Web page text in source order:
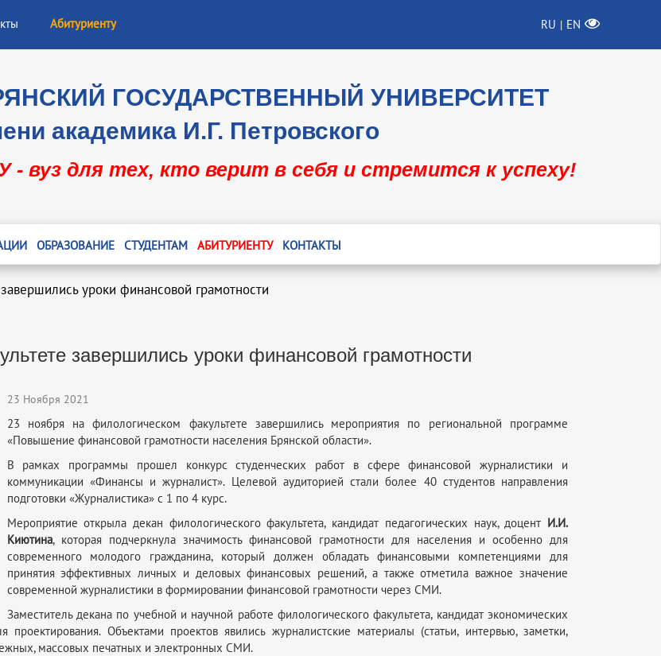
Абитуриенту RU | EN
ГОСУДАРСТВЕННЫЙ УНИВЕРСИТЕТ
академика И.Г. Петровского
- вуз для тех, кто верит в себя и стремится к успеху!
ОБРАЗОВАНИЕ СТУДЕНТАМ АБИТУРИЕНТУ КОНТАКТЫ
уроки финансовой грамотности
завершились уроки финансовой грамотности
23 Ноября 2021
23 ноября на филологическом факультете завершились мероприятия по региональной программе
«Повышение финансовой грамотности населения Брянской области».
В рамках программы прошел конкурс студенческих работ в сфере финансовой журналистики и
коммуникации «Финансы и журналист». Целевой аудиторией стали более 40 студентов направления
подготовки «Журналистика» с 1 по 4 курс.
Мероприятие открыла декан филологического факультета, кандидат педагогических наук, доцент И.И.
Киютина, которая подчеркнула значимость финансовой грамотности для населения и особенно для
современного молодого гражданина, который должен обладать финансовыми компетенциями для
принятия эффективных личных и деловых финансовых решений, а также отметила важное значение
современной журналистики в формировании финансовой грамотности через СМИ.
Заместитель декана по учебной и научной работе филологического факультета, кандидат экономических
проектирования. Объектами проектов явились журналистские материалы (статьи, интервью, заметки,
массовых печатных и электронных СМИ.